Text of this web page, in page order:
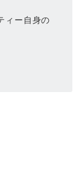
ィー自身の